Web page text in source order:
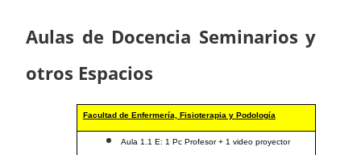
Aulas de Docencia Seminarios y
otros Espacios
Facultad de Enfermería, Fisioterapia y Podología
Aula 1.1 E: 1 Pc Profesor + 1 video proyector